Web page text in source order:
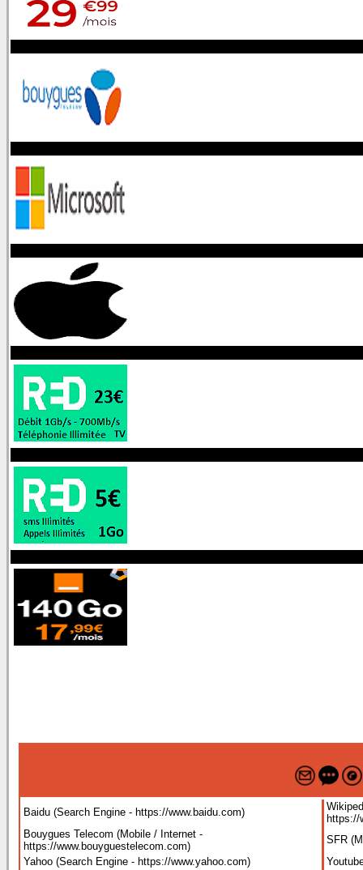
Baidu (Search Engine - https://www.baidu.com)
https://
Bouygues Telecom (Mobile / Internet -
https://www.bouyguestelecom.com)
SFR
Yahoo (Search Engine - https://www.yahoo.com)